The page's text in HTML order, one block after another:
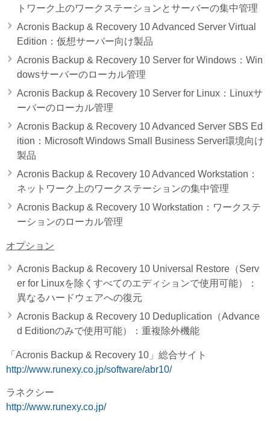
トワーク上のワークステーションとサーバーの集中管理
Acronis Backup & Recovery 10 Advanced Server Virtual
Edition：仮想サーバー向け製品
Acronis Backup & Recovery 10 Server for Windows：Win
dowsサーバーのローカル管理
Acronis Backup & Recovery 10 Server for Linux：Linuxサ
ーバーのローカル管理
Acronis Backup & Recovery 10 Advanced Server SBS Ed
ition：Microsoft Windows Small Business Server環境向け
製品
Acronis Backup & Recovery 10 Advanced Workstation：
ネットワーク上のワークステーションの集中管理
Acronis Backup & Recovery 10 Workstation：ワークステ
ーションのローカル管理
オプション
Acronis Backup & Recovery 10 Universal Restore（Serv
er for Linuxを除くすべてのエディションで使用可能）：
異なるハードウェアへの復元
Acronis Backup & Recovery 10 Deduplication（Advance
d Editionのみで使用可能）：重複除外機能
「Acronis Backup & Recovery 10」総合サイト
http://www.runexy.co.jp/software/abr10/
ラネクシー
http://www.runexy.co.jp/